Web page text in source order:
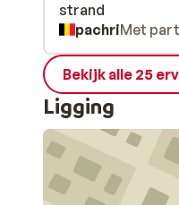
strand
strand
pachriMet
Bekijk alle 25
Ligging